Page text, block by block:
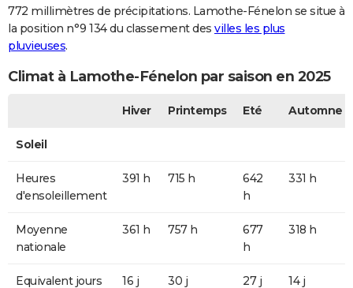
772 millimètres de précipitations. Lamothe-Fénelon se situe à
la position n°9 134 du classement des villes les plus
pluvieuses.
Climat à Lamothe-Fénelon par saison en 2025
Hiver Printemps Eté Automne
Soleil
Heures
d'ensoleillement
391 h 715 h
642
h
331 h
Moyenne
nationale
361 h 757 h
677
h
318 h
Equivalent jours
16 j 30 j 27 j 14 j